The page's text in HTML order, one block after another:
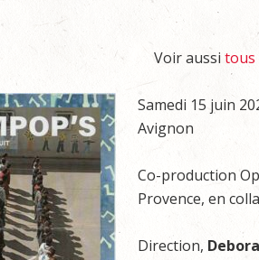
Voir aussi tous
Samedi 15 juin
Avignon
Co-production
Provence, en
Direction,